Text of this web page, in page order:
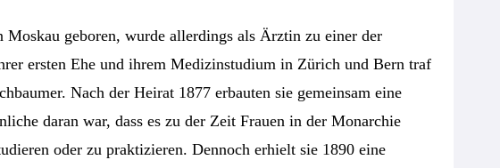
Moskau geboren, wurde allerdings als Ärztin zu einer der
ersten Ehe und ihrem Medizinstudium in Zürich und Bern traf
Nach der Heirat 1877 erbauten sie gemeinsam eine
daran war, dass es zu der Zeit Frauen in der Monarchie
oder zu praktizieren. Dennoch erhielt sie 1890 eine